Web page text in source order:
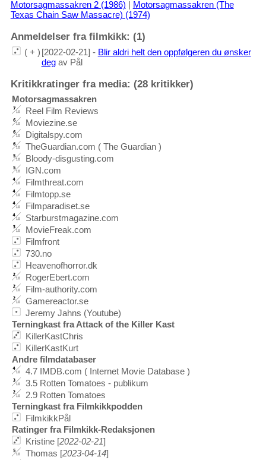
Motorsagmassakren 2 (1986) | Motorsagmassakren (The
Texas Chain Saw Massacre) (1974)
Anmeldelser fra filmkikk: (1)
( + ) [2022-02-21] - Blir aldri helt den oppfølgeren du ønsker
degav Pål
Kritikkratinger fra media: (28 kritikker)
Motorsagmassakren
Reel Film Reviews
Moviezine.se
Digitalspy.com
TheGuardian.com ( The Guardian )
Bloody-disgusting.com
IGN.com
Filmthreat.com
Filmtopp.se
Filmparadiset.se
Starburstmagazine.com
MovieFreak.com
Filmfront
730.no
Heavenofhorror.dk
RogerEbert.com
Film-authority.com
Gamereactor.se
Jeremy Jahns (Youtube)
Terningkast fra Attack of the Killer Kast
KillerKastChris
KillerKastKurt
Andre filmdatabaser
4.7 IMDB.com ( Internet Movie Database )
3.5 Rotten Tomatoes - publikum
2.9 Rotten Tomatoes
Terningkast fra Filmkikkpodden
FilmkikkPål
Ratinger fra Filmkikk-Redaksjonen
Kristine [2022-02-21]
Thomas [2023-04-14]